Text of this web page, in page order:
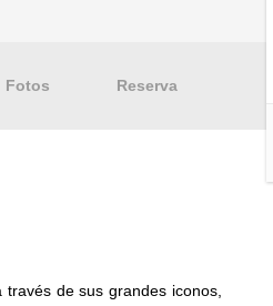
Fotos Reserva
de sus grandes iconos,